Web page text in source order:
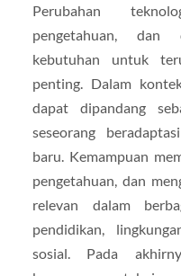
Perubahan
pengetahuan, dan
kebutuhan untuk
penting. Dalam
dapat dipandang
seseorang
baru. Kemampuan
pengetahuan, dan
relevan dalam
pendidikan,
sosial. Pada